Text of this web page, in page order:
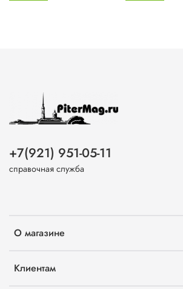
О магазине
Клиентам
+7(921) 951-05-11
справочная служба